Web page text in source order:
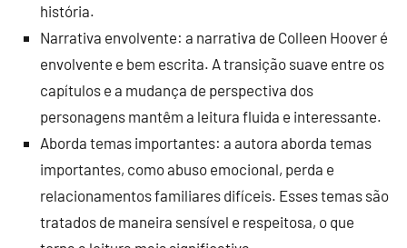
história.
Narrativa envolvente: a narrativa de Colleen Hoover é
envolvente e bem escrita. A transição suave entre os
capítulos e a mudança de perspectiva dos
personagens mantêm a leitura fluida e interessante.
Aborda temas importantes: a autora aborda temas
importantes, como abuso emocional, perda e
relacionamentos familiares difíceis. Esses temas são
tratados de maneira sensível e respeitosa, o que